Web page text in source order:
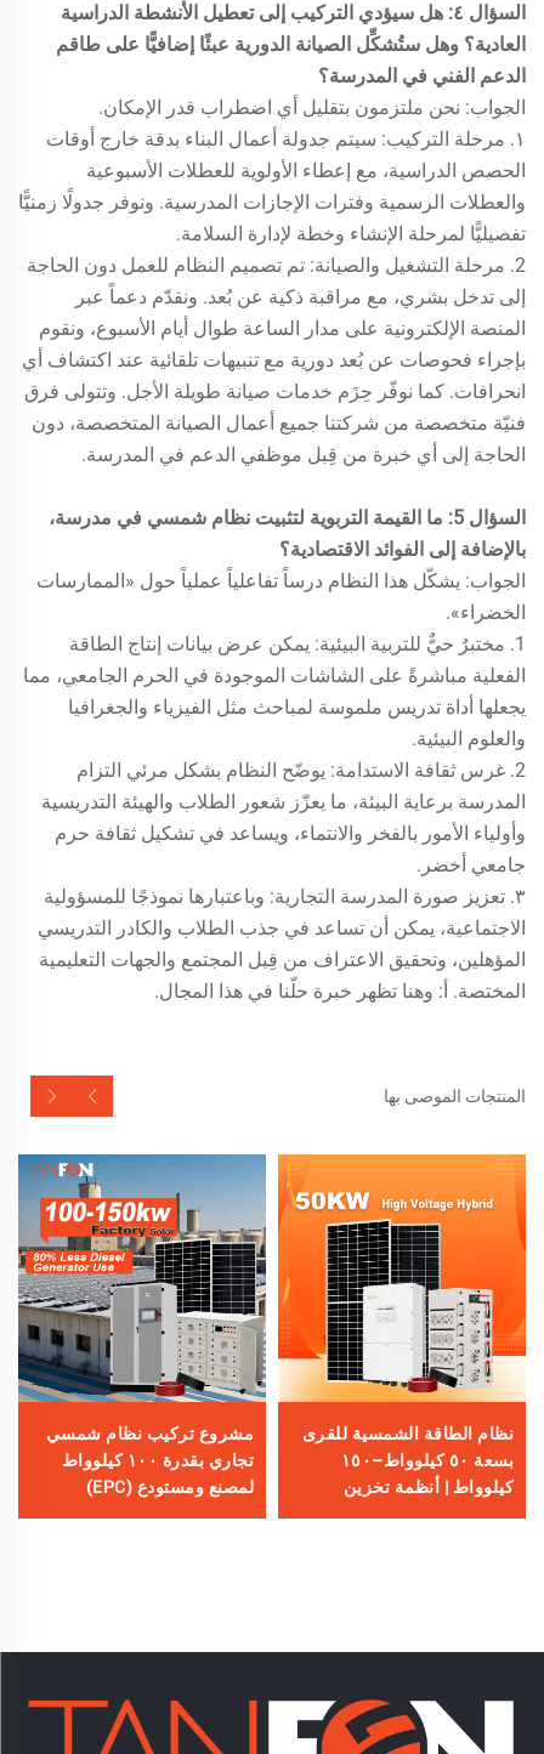
السؤال ٤: هل سيؤدي التركيب إلى تعطيل الأنشطة الدراسية
العادية؟ وهل ستُشكِّل الصيانة الدورية عبئًا إضافيًّا على طاقم
الدعم الفني في المدرسة؟
الجواب: نحن ملتزمون بتقليل أي اضطراب قدر الإمكان.
١. مرحلة التركيب: سيتم جدولة أعمال البناء بدقة خارج أوقات
الحصص الدراسية، مع إعطاء الأولوية للعطلات الأسبوعية
والعطلات الرسمية وفترات الإجازات المدرسية. ونوفر جدولًا زمنيًّا
تفصيليًّا لمرحلة الإنشاء وخطة لإدارة السلامة.
2. مرحلة التشغيل والصيانة: تم تصميم النظام للعمل دون الحاجة
إلى تدخل بشري، مع مراقبة ذكية عن بُعد. ونقدّم دعماً عبر
المنصة الإلكترونية على مدار الساعة طوال أيام الأسبوع، ونقوم
بإجراء فحوصات عن بُعد دورية مع تنبيهات تلقائية عند اكتشاف أي
انحرافات. كما نوفّر حِزَم خدمات صيانة طويلة الأجل. وتتولى فرق
فنيّة متخصصة من شركتنا جميع أعمال الصيانة المتخصصة، دون
الحاجة إلى أي خبرة من قِبل موظفي الدعم في المدرسة.
السؤال 5: ما القيمة التربوية لتثبيت نظام شمسي في مدرسة،
بالإضافة إلى الفوائد الاقتصادية؟
الجواب: يشكّل هذا النظام درساً تفاعلياً عملياً حول «الممارسات
الخضراء».
1. مختبرٌ حيٌّ للتربية البيئية: يمكن عرض بيانات إنتاج الطاقة
الفعلية مباشرةً على الشاشات الموجودة في الحرم الجامعي، مما
يجعلها أداة تدريس ملموسة لمباحث مثل الفيزياء والجغرافيا
والعلوم البيئية.
2. غرس ثقافة الاستدامة: يوضّح النظام بشكل مرئي التزام
المدرسة برعاية البيئة، ما يعزّز شعور الطلاب والهيئة التدريسية
وأولياء الأمور بالفخر والانتماء، ويساعد في تشكيل ثقافة حرم
جامعي أخضر.
٣. تعزيز صورة المدرسة التجارية: وباعتبارها نموذجًا للمسؤولية
الاجتماعية، يمكن أن تساعد في جذب الطلاب والكادر التدريسي
المؤهلين، وتحقيق الاعتراف من قِبل المجتمع والجهات التعليمية
المختصة. أ: وهنا تظهر خبرة حلّنا في هذا المجال.
المنتجات الموصى بها
نظام الطاقة الشمسية للقرى
بسعة ٥٠ كيلوواط–١٥٠
كيلوواط | أنظمة تخزين
الطاقة بالبطاريات لأفريقيا
مشروع تركيب نظام شمسي
تجاري بقدرة ١٠٠ كيلوواط
لمصنع ومستودع (EPC)